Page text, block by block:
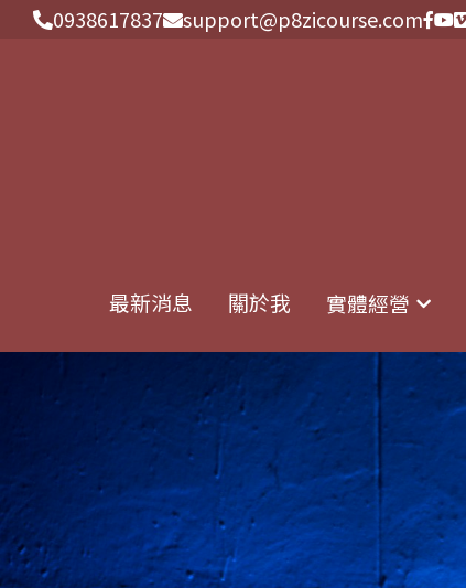
0938617837 support@p8zicourse.com
最新消息 關於我 實體經營
0938617837 support@p8zicourse.com
最新消息 關於我 實體經營